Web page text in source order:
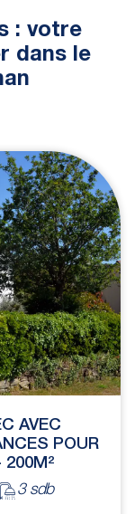
: votre
dans le
AVEC
POUR
200M²
3 sdb